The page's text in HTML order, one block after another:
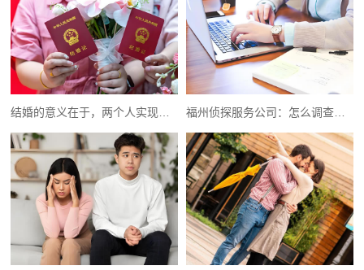
结婚的意义在于，两个人实现精神的融合 福州侦探服务公司：怎么调查对方的存款